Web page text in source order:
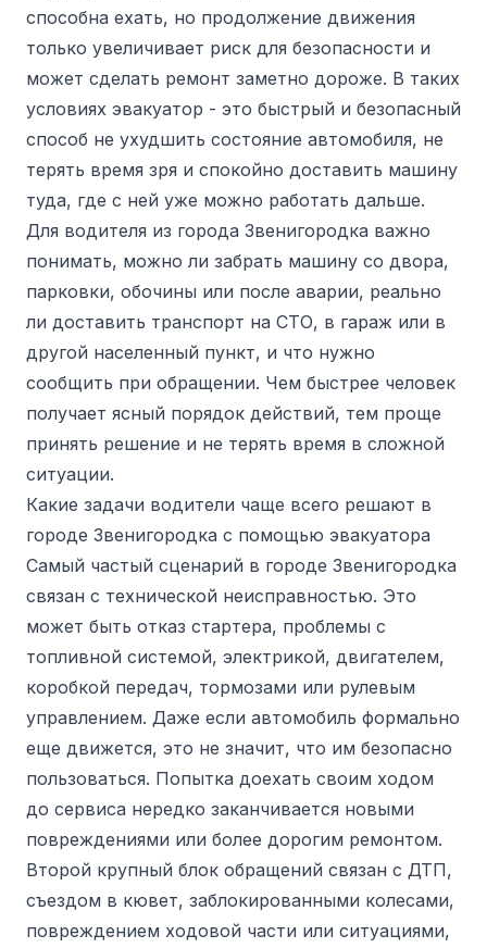
способна ехать, но продолжение движения
только увеличивает риск для безопасности и
может сделать ремонт заметно дороже. В таких
условиях эвакуатор - это быстрый и безопасный
способ не ухудшить состояние автомобиля, не
терять время зря и спокойно доставить машину
туда, где с ней уже можно работать дальше.
Для водителя из города Звенигородка важно
понимать, можно ли забрать машину со двора,
парковки, обочины или после аварии, реально
ли доставить транспорт на СТО, в гараж или в
другой населенный пункт, и что нужно
сообщить при обращении. Чем быстрее человек
получает ясный порядок действий, тем проще
принять решение и не терять время в сложной
ситуации.
Какие задачи водители чаще всего решают в
городе Звенигородка с помощью эвакуатора
Самый частый сценарий в городе Звенигородка
связан с технической неисправностью. Это
может быть отказ стартера, проблемы с
топливной системой, электрикой, двигателем,
коробкой передач, тормозами или рулевым
управлением. Даже если автомобиль формально
еще движется, это не значит, что им безопасно
пользоваться. Попытка доехать своим ходом
до сервиса нередко заканчивается новыми
повреждениями или более дорогим ремонтом.
Второй крупный блок обращений связан с ДТП,
съездом в кювет, заблокированными колесами,
повреждением ходовой части или ситуациями,